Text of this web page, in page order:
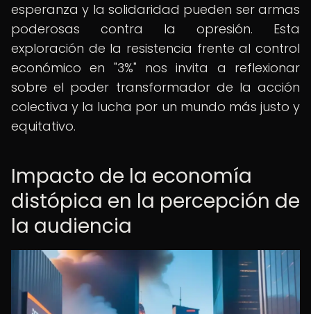
esperanza y la solidaridad pueden ser armas
poderosas contra la opresión. Esta
exploración de la resistencia frente al control
económico en "3%" nos invita a reflexionar
sobre el poder transformador de la acción
colectiva y la lucha por un mundo más justo y
equitativo.
Impacto de la economía
distópica en la percepción de
la audiencia